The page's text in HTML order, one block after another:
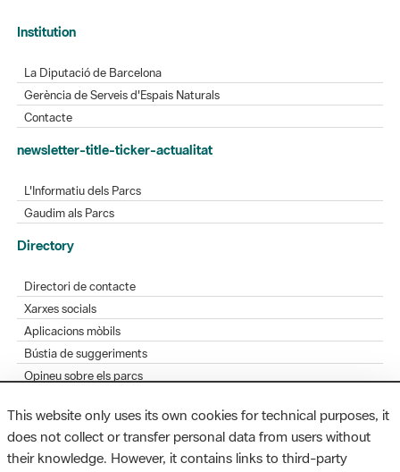
Institution
La Diputació de Barcelona
Gerència de Serveis d'Espais Naturals
Contacte
newsletter-title-ticker-actualitat
L'Informatiu dels Parcs
Gaudim als Parcs
Directory
Directori de contacte
Xarxes socials
Aplicacions mòbils
Bústia de suggeriments
Opineu sobre els parcs
MAPA WEB AVÍS LEGAL ACCESSIBILITAT
This website only uses its own cookies for technical purposes, it
does not collect or transfer personal data from users without
their knowledge. However, it contains links to third-party